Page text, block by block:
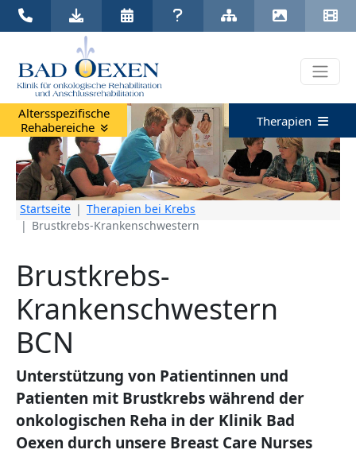
Klinik Bad Oexen | 05731 537 0 |klinik@badoexen.de
Startseite
Therapien bei Krebs
Brustkrebs-Krankenschwestern
Brustkrebs-
Krankenschwestern
BCN
Unterstützung von Patientinnen und
Patienten mit Brustkrebs während der
onkologischen Reha in der Klinik Bad
Oexen durch unsere Breast Care Nurses
Altersspezifische
Rehabereiche
Therapien